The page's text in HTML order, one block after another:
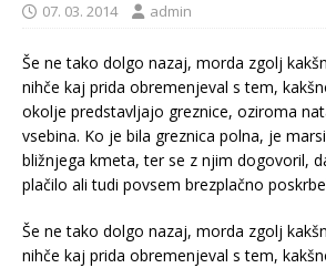
07. 03. 2014 admin
Še ne tako dolgo nazaj, morda zgolj
nihče kaj prida obremenjeval s tem,
okolje predstavljajo greznice, oziroma
vsebina. Ko je bila greznica polna, je
bližnjega kmeta, ter se z njim dogovoril,
plačilo ali tudi povsem brezplačno
Še ne tako dolgo nazaj, morda zgolj
nihče kaj prida obremenjeval s tem,